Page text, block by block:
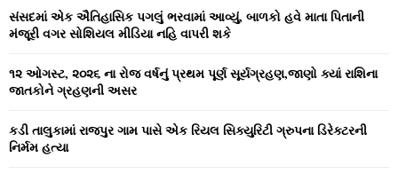
સંસદમાં એક ઐતિહાસિક પગલું ભરવામાં આવ્યું, બાળકો હવે માતા પિતાની
મંજૂરી વગર સોશિયલ મીડિયા નહિ વાપરી શકે
૧૨ ઓગસ્ટ, ૨૦૨૬ ના રોજ વર્ષનું પ્રથમ પૂર્ણ સૂર્યગ્રહણ,જાણો ક્યાં રાશિના
જાતકોને ગ્રહણની અસર
કડી તાલુકામાં રાજપુર ગામ પાસે એક રિયલ સિક્યુરિટી ગ્રુપના ડિરેક્ટરની
નિર્મમ હત્યા